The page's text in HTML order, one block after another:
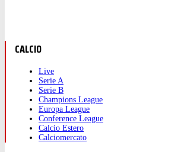
CALCIO
Live
Serie A
Serie B
Champions League
Europa League
Conference League
Calcio Estero
Calciomercato